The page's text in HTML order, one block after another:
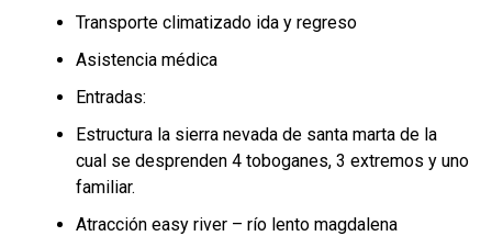
Transporte climatizado ida y regreso
Asistencia médica
Entradas:
Estructura la sierra nevada de santa marta de la
cual se desprenden 4 toboganes, 3 extremos y uno
familiar.
Atracción easy river – río lento magdalena